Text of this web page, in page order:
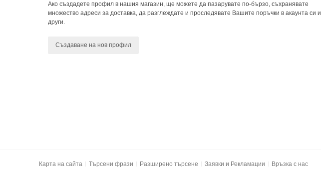
Ако създадете профил в нашия магазин, ще можете да пазарувате по-бързо, съхранявате
множество адреси за доставка, да разглеждате и проследявате Вашите поръчки в акаунта си и
други.
Създаване на нов профил
Карта на сайта Търсени фрази Разширено търсене Заявки и Рекламации Връзка с нас